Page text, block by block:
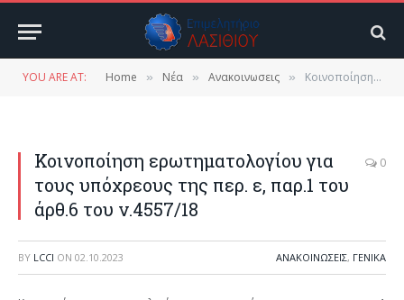
YOU ARE AT: Home » Νέα » Ανακοινωσεις » Κοινοποίηση ερωτηματολογίου για τους υπόχρεους της περ. ε, παρ.1 του άρθ.6 του ν.4557/18
Κοινοποίηση ερωτηματολογίου για
τους υπόχρεους της περ. ε, παρ.1 του
άρθ.6 του ν.4557/18
0
BY LCCI ON 02.10.2023 ΑΝΑΚΟΙΝΩΣΕΙΣ, ΓΕΝΙΚΑ